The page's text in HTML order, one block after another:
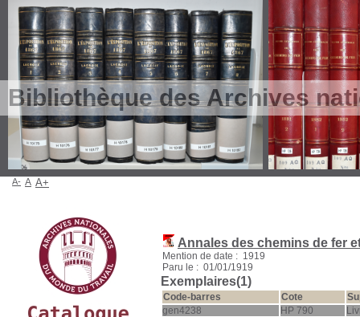
Bibliothèque des Archives
Annales des chemins de fer
Mention de date : 1919
Paru le : 01/01/1919
Exemplaires(1)
Code-barres Cote
gen4238
HP 790
A- A A+